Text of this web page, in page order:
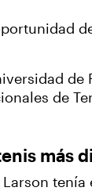
de
más